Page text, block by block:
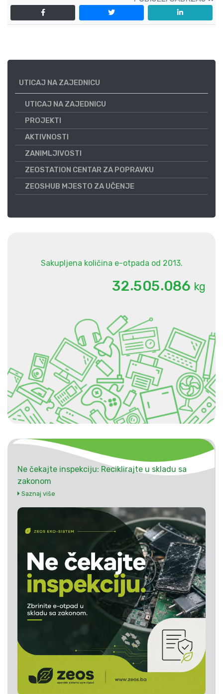
UTICAJ NA ZAJEDNICU
UTICAJ NA ZAJEDNICU
PROJEKTI
AKTIVNOSTI
ZANIMLJIVOSTI
ZEOSTATION CENTAR ZA POPRAVKU
ZEOSHUB MJESTO ZA UČENJE
Sakupljena količina e-otpada od 2013.
32.505.086 kg
Ne čekajte inspekciju: Reciklirajte u skladu sa
zakonom
Saznaj više